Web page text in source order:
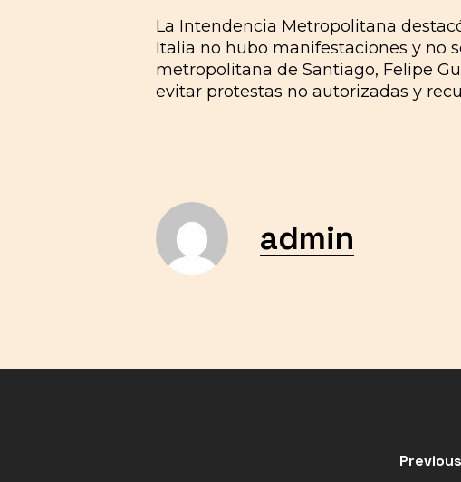
La Intendencia Metropolitana
Italia no hubo manifestaciones y no
metropolitana de Santiago, Felipe
evitar protestas no autorizadas y
admin